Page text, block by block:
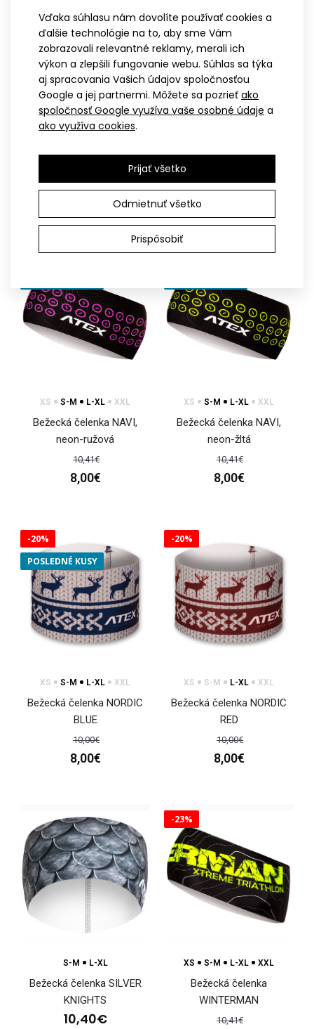
Vďaka súhlasu nám dovolíte používať cookies a
ďalšie technológie na to, aby sme Vám
zobrazovali relevantné reklamy, merali ich
výkon a zlepšili fungovanie webu. Súhlas sa týka
aj spracovania Vašich údajov spoločnosťou
Google a jej partnermi. Môžete sa pozrieť ako
spoločnosť Google využíva vaše osobné údaje a
ako využíva cookies.
Prijať všetko
Odmietnuť všetko
Prispôsobiť
Ľahká športová čelenka SAND mint
13,90€
Lahká športová čelenka SAND mintŠportovci venujú
pozornosť svojej výbave aj pri výbere doplnkov, ako..
Lahká športová čelenka SAND PinkŠportovci venujú
pozornosť svojej výbave aj pri výbere doplnkov, ako..
10,40€
XS S-M L-XL XXL
Bežecká čelenka NAVI,
neon-ružová
10,41€
8,00€
XS S-M L-XL XXL
Bežecká čelenka NAVI,
neon-žltá
10,41€
8,00€
-20%
POSLEDNÉ KUSY
XS S-M L-XL XXL
Bežecká čelenka NORDIC
BLUE
10,00€
8,00€
-20%
XS S-M L-XL XXL
Bežecká čelenka NORDIC
RED
10,00€
8,00€
S-M L-XL
Bežecká čelenka SILVER
KNIGHTS
10,40€
-23%
XS S-M L-XL XXL
Bežecká čelenka
WINTERMAN
10,41€